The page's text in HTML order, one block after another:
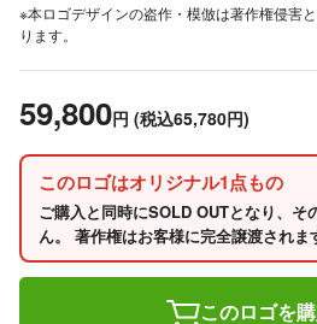
※本ロゴデザインの盗作・模倣は著作権侵害
ります。
59,800円 (税込65,780円)
このロゴはオリジナル1点もの
ご購入と同時にSOLD OUTとなり、そ
ん。 著作権はお客様に完全譲渡されま
このロゴを